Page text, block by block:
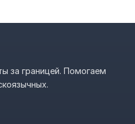
за границей. Помогаем